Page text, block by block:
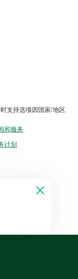
支持选项因国家/地区
和服务
计划